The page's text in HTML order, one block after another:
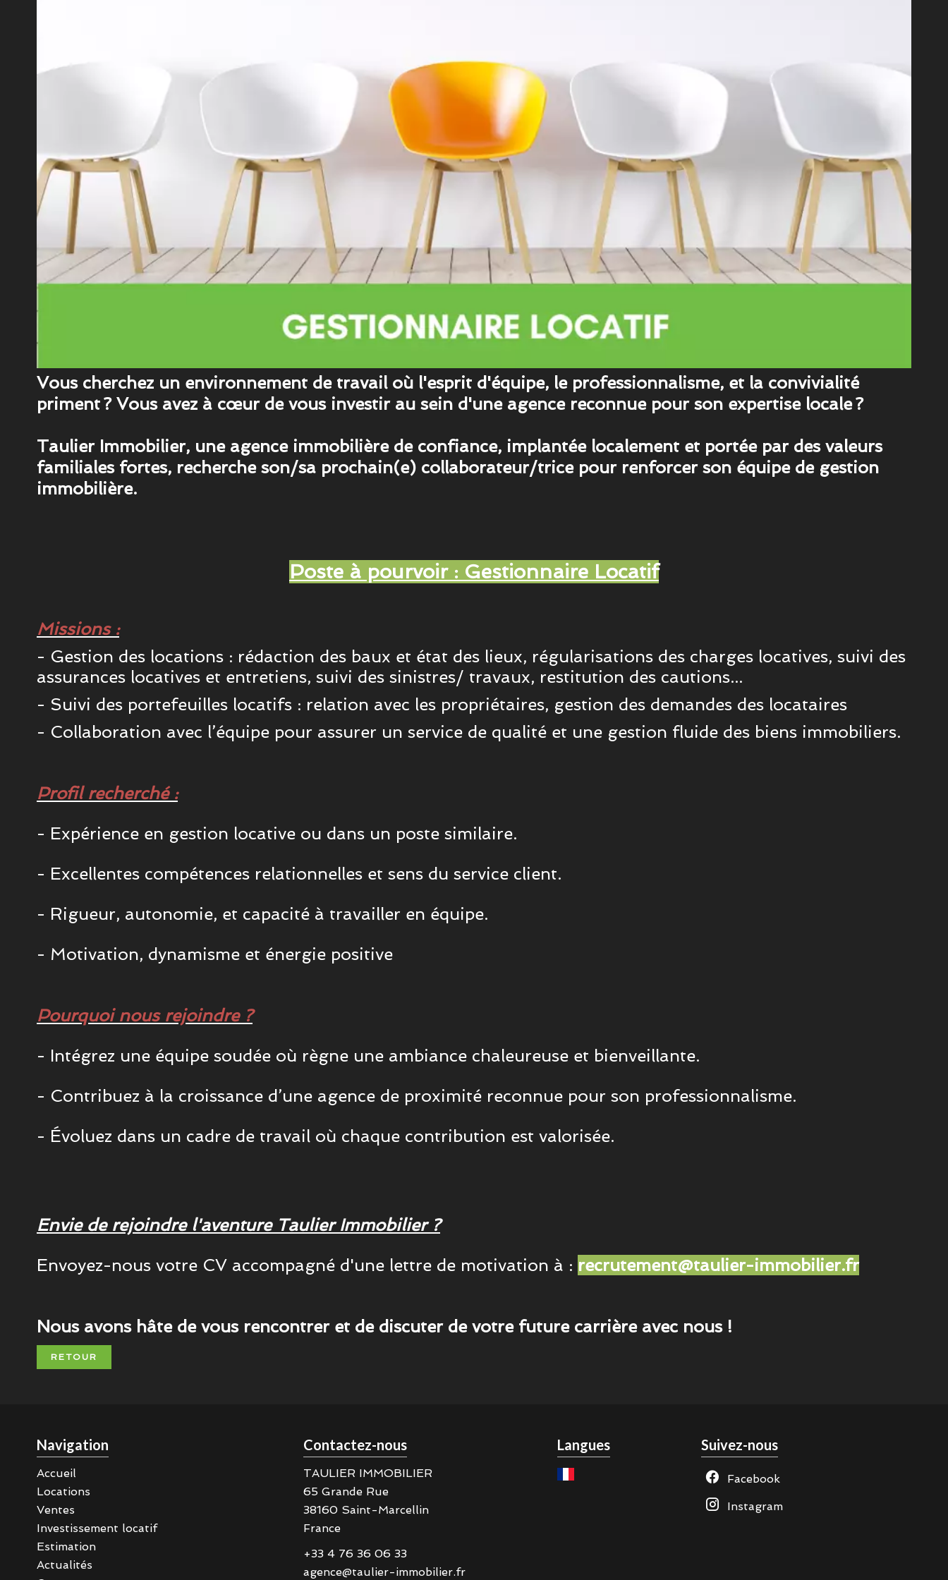
Vous cherchez un environnement de travail où l'esprit d'équipe, le professionnalisme, et la convivialité
priment ? Vous avez à cœur de vous investir au sein d'une agence reconnue pour son expertise locale ?
Taulier Immobilier, une agence immobilière de confiance, implantée localement et portée par des valeurs
familiales fortes, recherche son/sa prochain(e) collaborateur/trice pour renforcer son équipe de gestion
immobilière.
Poste à pourvoir : Gestionnaire Locatif
Missions :
- Gestion des locations : rédaction des baux et état des lieux, régularisations des charges locatives, suivi des
assurances locatives et entretiens, suivi des sinistres/ travaux, restitution des cautions...
- Suivi des portefeuilles locatifs : relation avec les propriétaires, gestion des demandes des locataires
- Collaboration avec l’équipe pour assurer un service de qualité et une gestion fluide des biens immobiliers.
Profil recherché :
- Expérience en gestion locative ou dans un poste similaire.
- Excellentes compétences relationnelles et sens du service client.
- Rigueur, autonomie, et capacité à travailler en équipe.
- Motivation, dynamisme et énergie positive
Pourquoi nous rejoindre ?
- Intégrez une équipe soudée où règne une ambiance chaleureuse et bienveillante.
- Contribuez à la croissance d’une agence de proximité reconnue pour son professionnalisme.
- Évoluez dans un cadre de travail où chaque contribution est valorisée.
Envie de rejoindre l'aventure Taulier Immobilier ?
Envoyez-nous votre CV accompagné d'une lettre de motivation à : recrutement@taulier-immobilier.fr
Nous avons hâte de vous rencontrer et de discuter de votre future carrière avec nous !
RETOUR
Navigation
Accueil
Locations
Ventes
Investissement locatif
Estimation
Actualités
Contactez-nous
TAULIER IMMOBILIER
65 Grande Rue
38160Saint-Marcellin
France
+33 4 76 36 06 33
agence@taulier-immobilier.fr
Langues Suivez-nous
Facebook
Instagram